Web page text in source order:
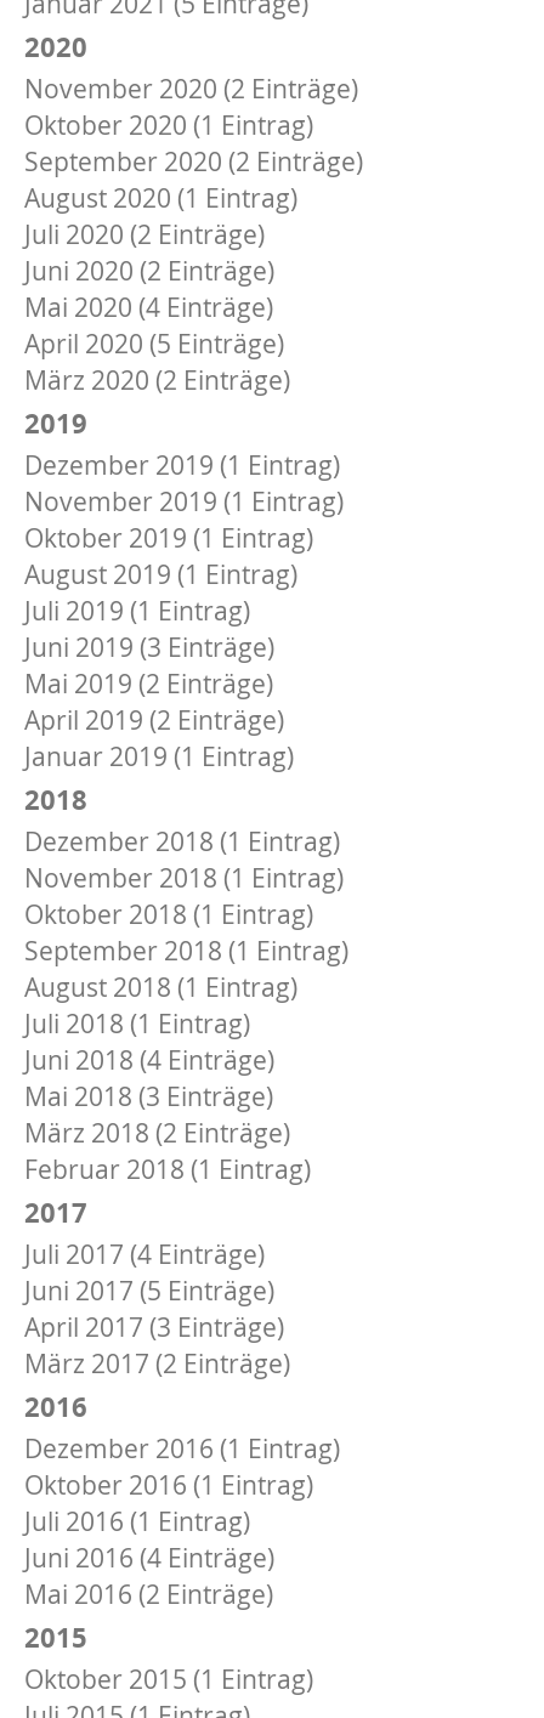
2020
November 2020 (2 Einträge)
Oktober 2020 (1 Eintrag)
September 2020 (2 Einträge)
August 2020 (1 Eintrag)
Juli 2020 (2 Einträge)
Juni 2020 (2 Einträge)
Mai 2020 (4 Einträge)
April 2020 (5 Einträge)
März 2020 (2 Einträge)
2019
Dezember 2019 (1 Eintrag)
November 2019 (1 Eintrag)
Oktober 2019 (1 Eintrag)
August 2019 (1 Eintrag)
Juli 2019 (1 Eintrag)
Juni 2019 (3 Einträge)
Mai 2019 (2 Einträge)
April 2019 (2 Einträge)
Januar 2019 (1 Eintrag)
2018
Dezember 2018 (1 Eintrag)
November 2018 (1 Eintrag)
Oktober 2018 (1 Eintrag)
September 2018 (1 Eintrag)
August 2018 (1 Eintrag)
Juli 2018 (1 Eintrag)
Juni 2018 (4 Einträge)
Mai 2018 (3 Einträge)
März 2018 (2 Einträge)
Februar 2018 (1 Eintrag)
2017
Juli 2017 (4 Einträge)
Juni 2017 (5 Einträge)
April 2017 (3 Einträge)
März 2017 (2 Einträge)
2016
Dezember 2016 (1 Eintrag)
Oktober 2016 (1 Eintrag)
Juli 2016 (1 Eintrag)
Juni 2016 (4 Einträge)
Mai 2016 (2 Einträge)
2015
Oktober 2015 (1 Eintrag)